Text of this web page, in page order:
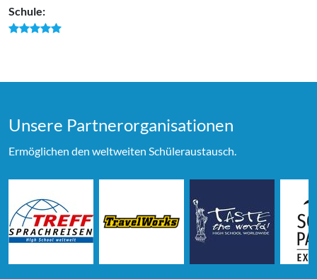
Schule:
Unsere Partner­organi­sationen
Ermöglichen den weltweiten Schüleraustausch.